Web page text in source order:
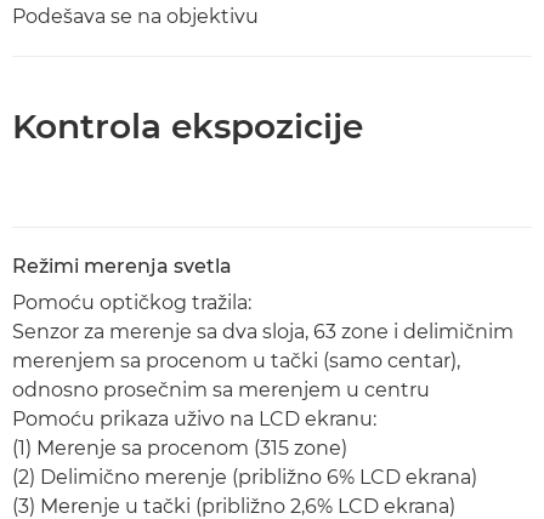
Podešava se na objektivu
Kontrola ekspozicije
Režimi merenja svetla
Pomoću optičkog tražila:
Senzor za merenje sa dva sloja, 63 zone i delimičnim
merenjem sa procenom u tački (samo centar),
odnosno prosečnim sa merenjem u centru
Pomoću prikaza uživo na LCD ekranu:
(1) Merenje sa procenom (315 zone)
(2) Delimično merenje (približno 6% LCD ekrana)
(3) Merenje u tački (približno 2,6% LCD ekrana)